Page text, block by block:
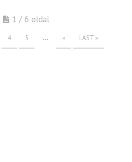
1 / 6 oldal
4 5 ... » LAST »